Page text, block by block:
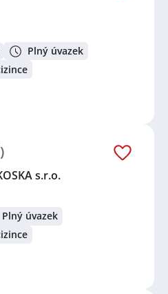
Plný úvazek
s.r.o.
Plný úvazek